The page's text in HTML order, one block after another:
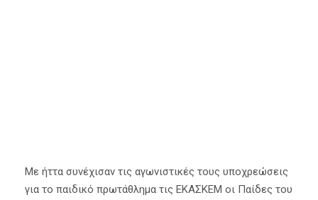
Με ήττα συνέχισαν τις αγωνιστικές τους υποχρεώσεις
για το παιδικό πρωτάθλημα τις ΕΚΑΣΚΕΜ οι Παίδες του